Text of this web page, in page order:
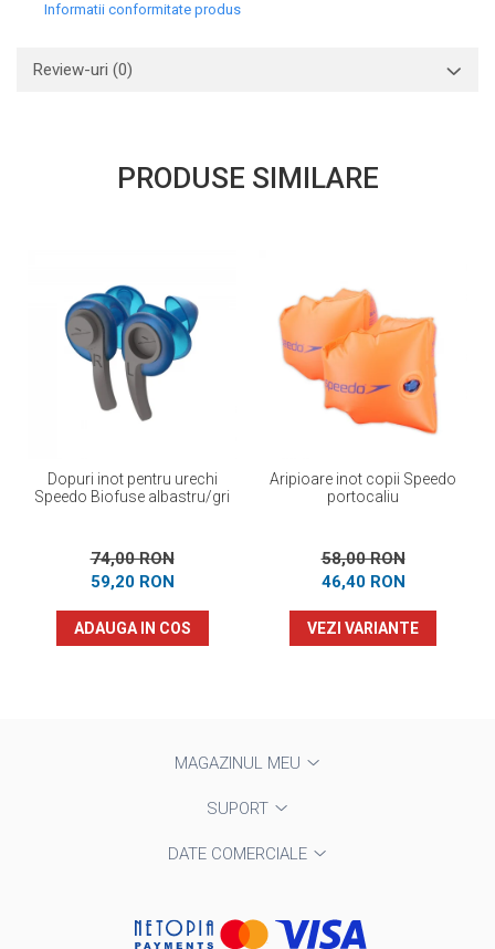
Informatii conformitate produs
Review-uri (0)
PRODUSE SIMILARE
Dopuri inot pentru urechi
Speedo Biofuse albastru/gri
74,00 RON
59,20 RON
ADAUGA IN COS
Aripioare inot copii Speedo
portocaliu
58,00 RON
46,40 RON
VEZI VARIANTE
MAGAZINUL MEU
SUPORT
DATE COMERCIALE